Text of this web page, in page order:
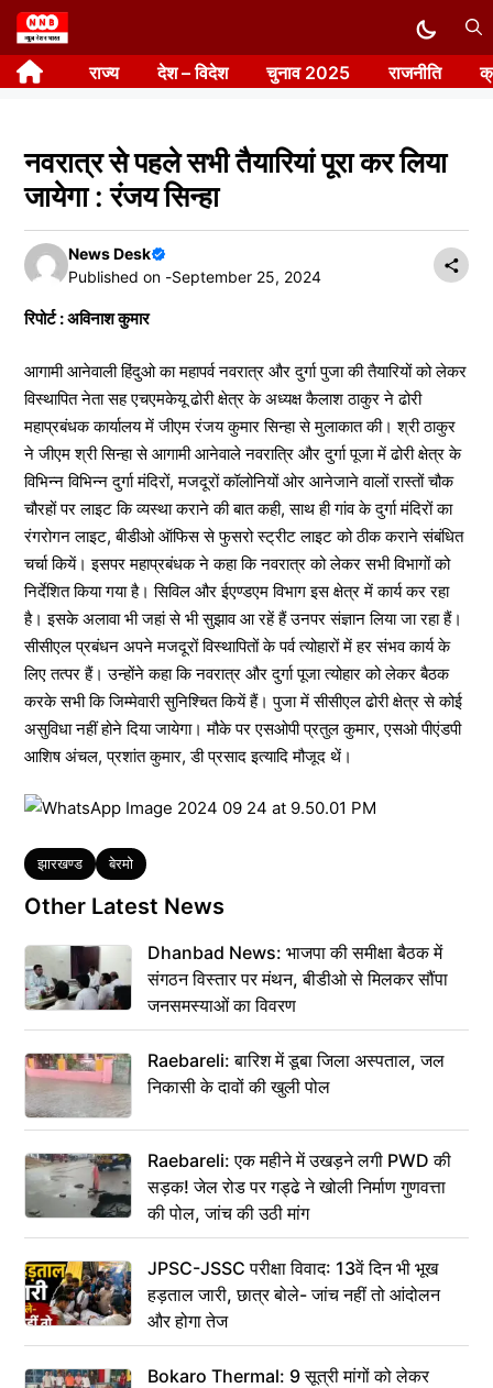
Skip
to
content राज्य देश – विदेश चुनाव 2025 राजनीति
नवरात्र से पहले सभी तैयारियां पूरा कर लिया
जायेगा : रंजय सिन्हा
News Desk
Published on -September 25, 2024
रिपोर्ट : अविनाश कुमार
आगामी आनेवाली हिंदुओ का महापर्व नवरात्र और दुर्गा पुजा की तैयारियों को लेकर
विस्थापित नेता सह एचएमकेयू ढोरी क्षेत्र के अध्यक्ष कैलाश ठाकुर ने ढोरी
महाप्रबंधक कार्यालय में जीएम रंजय कुमार सिन्हा से मुलाकात की। श्री ठाकुर
ने जीएम श्री सिन्हा से आगामी आनेवाले नवरात्रि और दुर्गा पूजा में ढोरी क्षेत्र के
विभिन्न विभिन्न दुर्गा मंदिरों, मजदूरों कॉलोनियों ओर आनेजाने वालों रास्तों चौक
चौरहों पर लाइट कि व्यस्था कराने की बात कही, साथ ही गांव के दुर्गा मंदिरों का
रंगरोगन लाइट, बीडीओ ऑफिस से फुसरो स्ट्रीट लाइट को ठीक कराने संबंधित
चर्चा कियें। इसपर महाप्रबंधक ने कहा कि नवरात्र को लेकर सभी विभागों को
निर्देशित किया गया है। सिविल और ईएण्डएम विभाग इस क्षेत्र में कार्य कर रहा
है। इसके अलावा भी जहां से भी सुझाव आ रहें हैं उनपर संज्ञान लिया जा रहा हैं।
सीसीएल प्रबंधन अपने मजदूरों विस्थापितों के पर्व त्योहारों में हर संभव कार्य के
लिए तत्पर हैं। उन्होंने कहा कि नवरात्र और दुर्गा पूजा त्योहार को लेकर बैठक
करके सभी कि जिम्मेवारी सुनिश्चित कियें हैं। पुजा में सीसीएल ढोरी क्षेत्र से कोई
असुविधा नहीं होने दिया जायेगा। मौके पर एसओपी प्रतुल कुमार, एसओ पीएंडपी
आशिष अंचल, प्रशांत कुमार, डी प्रसाद इत्यादि मौजूद थें।
Tags
झारखण्ड बेरमो
Other Latest News
Dhanbad News: भाजपा की समीक्षा बैठक में
संगठन विस्तार पर मंथन, बीडीओ से मिलकर सौंपा
जनसमस्याओं का विवरण
Raebareli: बारिश में डूबा जिला अस्पताल, जल
निकासी के दावों की खुली पोल
Raebareli: एक महीने में उखड़ने लगी PWD की
सड़क! जेल रोड पर गड्ढे ने खोली निर्माण गुणवत्ता
की पोल, जांच की उठी मांग
JPSC-JSSC परीक्षा विवाद: 13वें दिन भी भूख
हड़ताल जारी, छात्र बोले- जांच नहीं तो आंदोलन
और होगा तेज
Bokaro Thermal: 9 सूत्री मांगों को लेकर